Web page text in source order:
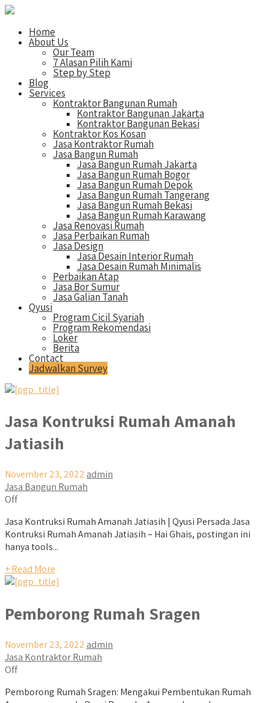
Home
About Us
Our Team
7 Alasan Pilih Kami
Step by Step
Blog
Services
Kontraktor Bangunan Rumah
Kontraktor Bangunan Jakarta
Kontraktor Bangunan Bekasi
Kontraktor Kos Kosan
Jasa Kontraktor Rumah
Jasa Bangun Rumah
Jasa Bangun Rumah Jakarta
Jasa Bangun Rumah Bogor
Jasa Bangun Rumah Depok
Jasa Bangun Rumah Tangerang
Jasa Bangun Rumah Bekasi
Jasa Bangun Rumah Karawang
Jasa Renovasi Rumah
Jasa Perbaikan Rumah
Jasa Design
Jasa Desain Interior Rumah
Jasa Desain Rumah Minimalis
Perbaikan Atap
Jasa Bor Sumur
Jasa Galian Tanah
Qyusi
Program Cicil Syariah
Program Rekomendasi
Loker
Berita
Contact
Jadwalkan Survey
Jasa Kontruksi Rumah Amanah
Jatiasih
November 23, 2022 admin
Jasa Bangun Rumah
Off
Jasa Kontruksi Rumah Amanah Jatiasih | Qyusi Persada Jasa
Kontruksi Rumah Amanah Jatiasih – Hai Ghais, postingan ini
hanya tools...
+ Read More
Pemborong Rumah Sragen
November 23, 2022 admin
Jasa Kontraktor Rumah
Off
Pemborong Rumah Sragen: Mengakui Pembentukan Rumah